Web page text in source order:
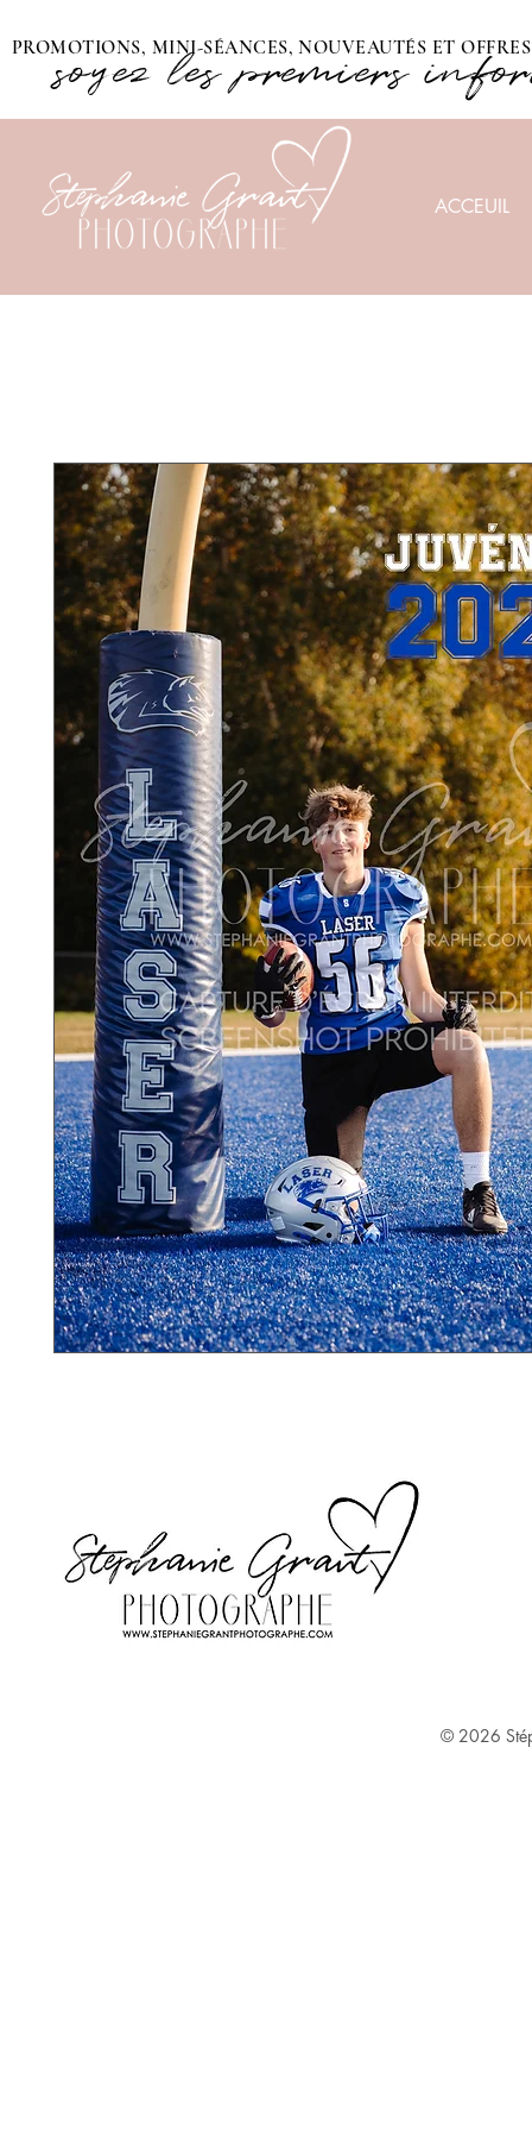
PROMOTIONS, MINI-SÉANCES, NOUVEAUTÉS ET
soyez les premiers
ACCEUIL
Stephanie Grant ^
© 2026